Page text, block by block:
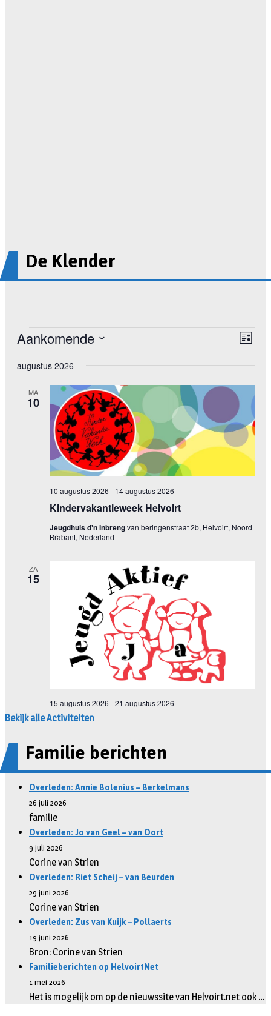
De Klender
Bekijk alle Activiteiten
Familie berichten
Overleden: Annie Bolenius – Berkelmans
26 juli 2026
familie
Overleden: Jo van Geel – van Oort
9 juli 2026
Corine van Strien
Overleden: Riet Scheij – van Beurden
29 juni 2026
Corine van Strien
Overleden: Zus van Kuijk – Pollaerts
19 juni 2026
Bron: Corine van Strien
Familieberichten op HelvoirtNet
1 mei 2026
Het is mogelijk om op de nieuwssite van Helvoirt.net ook …